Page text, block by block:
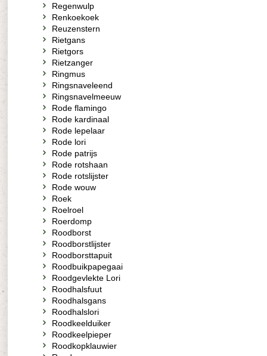
Regenwulp
Renkoekoek
Reuzenstern
Rietgans
Rietgors
Rietzanger
Ringmus
Ringsnaveleend
Ringsnavelmeeuw
Rode flamingo
Rode kardinaal
Rode lepelaar
Rode lori
Rode patrijs
Rode rotshaan
Rode rotslijster
Rode wouw
Roek
Roelroel
Roerdomp
Roodborst
Roodborstlijster
Roodborsttapuit
Roodbuikpapegaai
Roodgevlekte Lori
Roodhalsfuut
Roodhalsgans
Roodhalslori
Roodkeelduiker
Roodkeelpieper
Roodkopklauwier